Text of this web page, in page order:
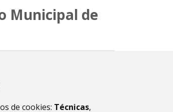
de cookies: Técnicas,
Municipal de